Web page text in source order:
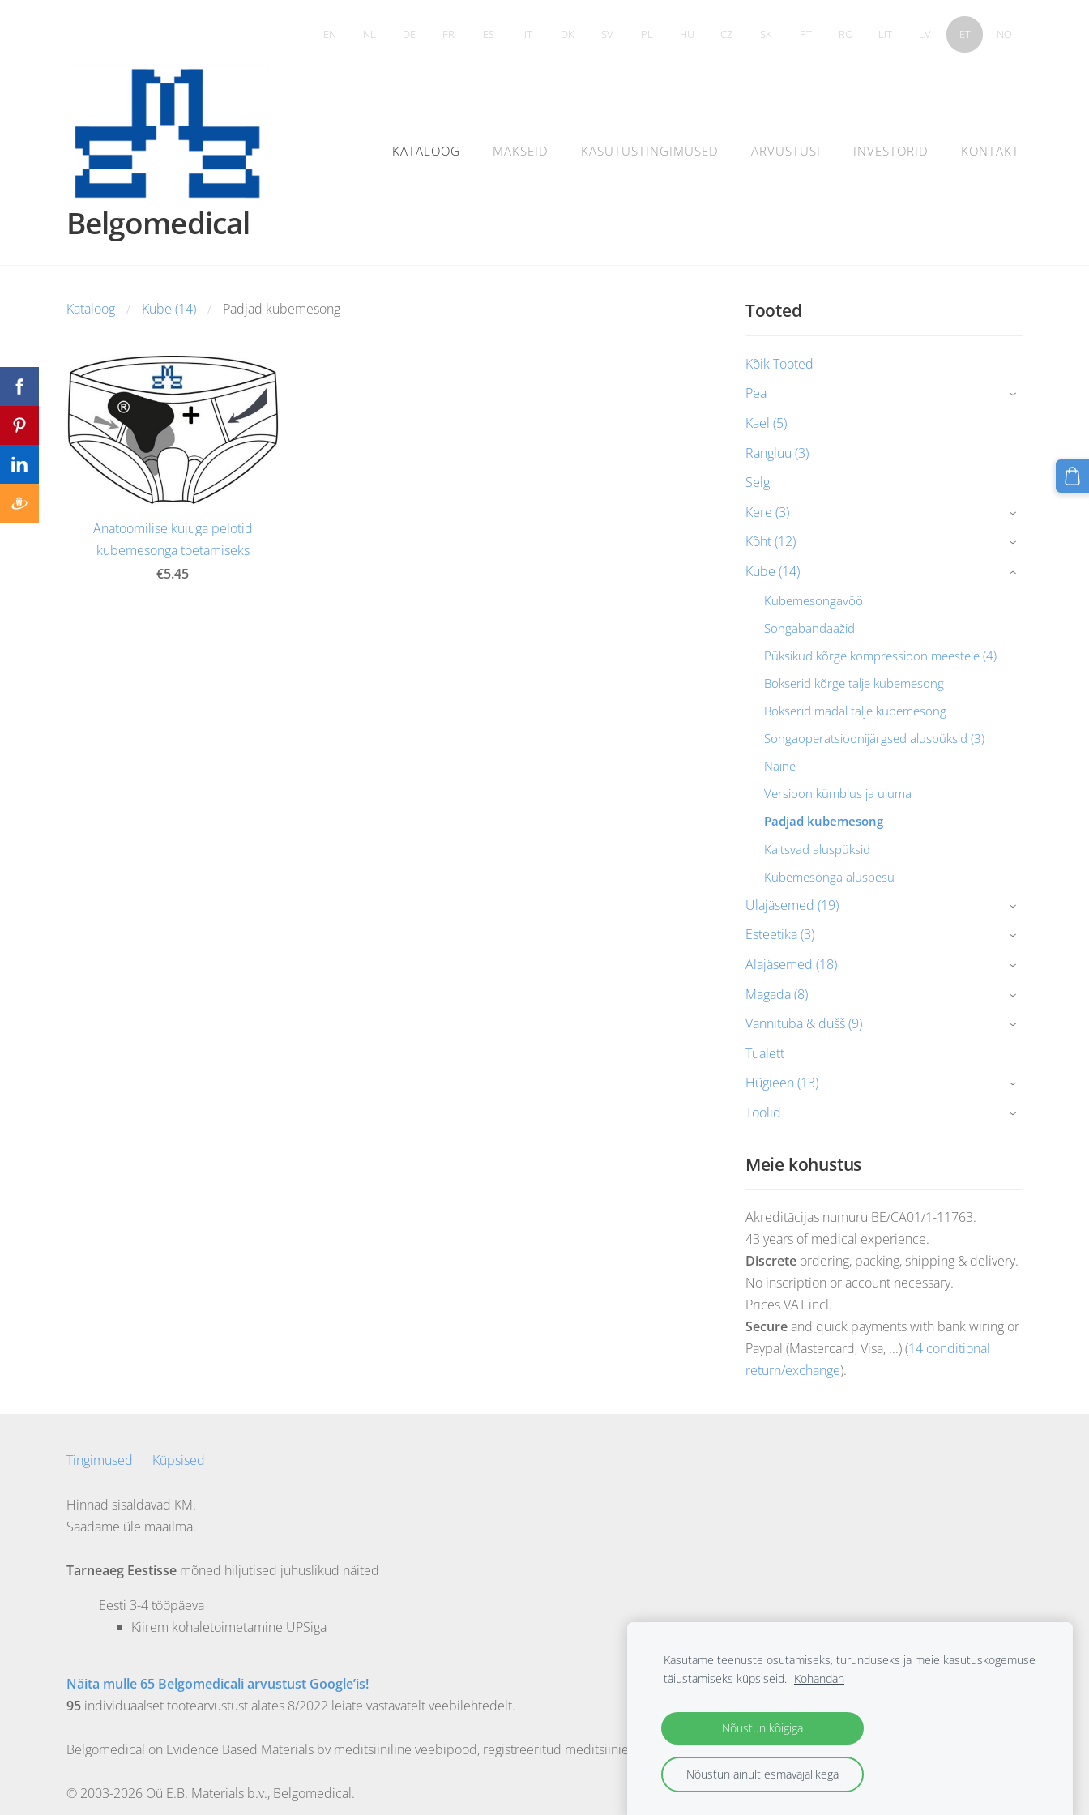
Belgomedical
KATALOOG MAKSEID KASUTUSTINGIMUSED ARVUSTUSI INVESTORID KONTAKT
EN NL DE FR ES IT DK SV PL HU CZ SK PT RO LIT LV ET NO
Tooted
Kõik Tooted
Pea
›
Kael (5)
Rangluu (3)
Selg
Kere (3)
›
Kõht (12) ›
Kube (14)
Kubemesongavöö
Songabandaažid
Püksikud kõrge kompressioon meestele (4)
Bokserid kõrge talje kubemesong
Bokserid madal talje kubemesong
Songaoperatsioonijärgsed aluspüksid (3)
Naine
Versioon kümblus ja ujuma
Padjad kubemesong
Kaitsvad aluspüksid
Kubemesonga aluspesu
›
Ülajäsemed (19) ›
Esteetika (3) ›
Alajäsemed (18) ›
Magada (8) ›
Vannituba & dušš (9) ›
Tualett
Hügieen (13)
›
Toolid ›
Meie kohustus
Akreditācijas numuru BE/CA01/1-11763.
43 years of medical experience.
Discreteordering, packing, shipping & delivery.
No inscription or account necessary.
Prices VAT incl.
Secureand quick payments with bank wiring or
Paypal (Mastercard, Visa, ...) (14 conditional
return/exchange).
Kataloog Kube (14) Padjad kubemesong
Anatoomilise kujuga pelotid
kubemesonga toetamiseks
€5.45
Tingimused Küpsised
Hinnad sisaldavad KM.
Saadame üle maailma.
Tarneaeg Eestisse mõned hiljutised juhuslikud näited
Eesti 3-4 tööpäeva
Kiirem kohaletoimetamine UPSiga
Näita mulle 65 Belgomedicali arvustust Google’is!
95 individuaalset tootearvustust alates 8/2022 leiate vastavatelt veebilehtedelt.
Belgomedical on Evidence Based Materials bv meditsiiniline veebipood, registreeritud meditsiiniettevõte FAGG tunnustusnumbriga: BE/CA01/1-11763.
© 2003-2026 Oü E.B. Materials b.v., Belgomedical.
Kasutame teenuste osutamiseks, turunduseks ja meie kasutuskogemuse
täiustamiseks küpsiseid. Kohandan
Nõustun kõigiga
Nõustun ainult esmavajalikega